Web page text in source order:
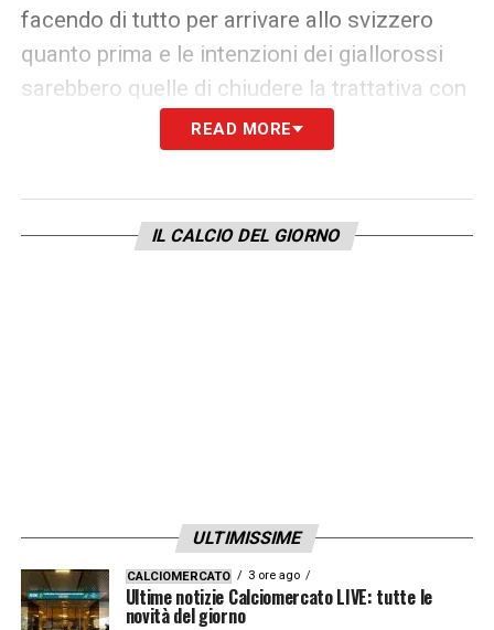
facendo di tutto per arrivare allo svizzero
quanto prima e le intenzioni dei giallorossi
sarebbero quelle di chiudere la trattativa con
prima dell’inizio dell’Europeo.
avvicinandosi ai 25 chiedi dai
READ MORE
IL CALCIO DEL GIORNO
ULTIMISSIME
CALCIOMERCATO 3 ore ago
Ultime notizie Calciomercato LIVE: tutte le
novità del giorno